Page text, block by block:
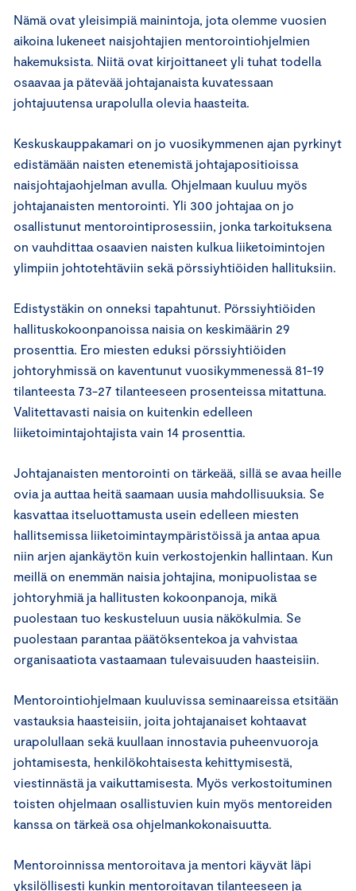
Nämä ovat yleisimpiä mainintoja, jota olemme vuosien
aikoina lukeneet naisjohtajien mentorointiohjelmien
hakemuksista. Niitä ovat kirjoittaneet yli tuhat todella
osaavaa ja pätevää johtajanaista kuvatessaan
johtajuutensa urapolulla olevia haasteita.
Keskuskauppakamari on jo vuosikymmenen ajan pyrkinyt
edistämään naisten etenemistä johtajapositioissa
naisjohtajaohjelman avulla. Ohjelmaan kuuluu myös
johtajanaisten mentorointi. Yli 300 johtajaa on jo
osallistunut mentorointiprosessiin, jonka tarkoituksena
on vauhdittaa osaavien naisten kulkua liiketoimintojen
ylimpiin johtotehtäviin sekä pörssiyhtiöiden hallituksiin.
Edistystäkin on onneksi tapahtunut. Pörssiyhtiöiden
hallituskokoonpanoissa naisia on keskimäärin 29
prosenttia. Ero miesten eduksi pörssiyhtiöiden
johtoryhmissä on kaventunut vuosikymmenessä 81-19
tilanteesta 73-27 tilanteeseen prosenteissa mitattuna.
Valitettavasti naisia on kuitenkin edelleen
liiketoimintajohtajista vain 14 prosenttia.
Johtajanaisten mentorointi on tärkeää, sillä se avaa heille
ovia ja auttaa heitä saamaan uusia mahdollisuuksia. Se
kasvattaa itseluottamusta usein edelleen miesten
hallitsemissa liiketoimintaympäristöissä ja antaa apua
niin arjen ajankäytön kuin verkostojenkin hallintaan. Kun
meillä on enemmän naisia johtajina, monipuolistaa se
johtoryhmiä ja hallitusten kokoonpanoja, mikä
puolestaan tuo keskusteluun uusia näkökulmia. Se
puolestaan parantaa päätöksentekoa ja vahvistaa
organisaatiota vastaamaan tulevaisuuden haasteisiin.
Mentorointiohjelmaan kuuluvissa seminaareissa etsitään
vastauksia haasteisiin, joita johtajanaiset kohtaavat
urapolullaan sekä kuullaan innostavia puheenvuoroja
johtamisesta, henkilökohtaisesta kehittymisestä,
viestinnästä ja vaikuttamisesta. Myös verkostoituminen
toisten ohjelmaan osallistuvien kuin myös mentoreiden
kanssa on tärkeä osa ohjelmankokonaisuutta.
Mentoroinnissa mentoroitava ja mentori käyvät läpi
yksilöllisesti kunkin mentoroitavan tilanteeseen ja